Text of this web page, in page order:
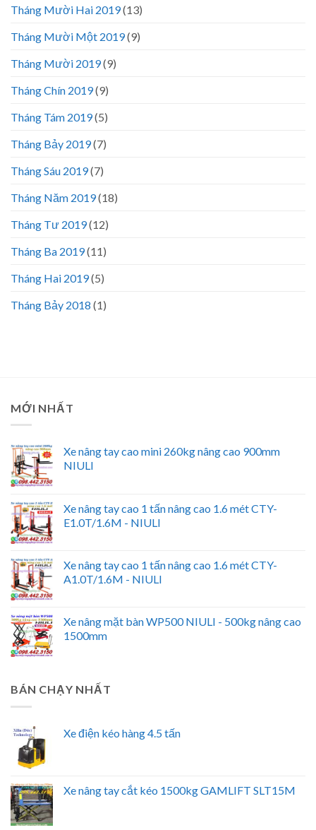
Tháng Mười Hai 2019(13)
Tháng Mười Một 2019(9)
Tháng Mười 2019(9)
Tháng Chín 2019(9)
Tháng Tám 2019(5)
Tháng Bảy 2019(7)
Tháng Sáu 2019(7)
Tháng Năm 2019(18)
Tháng Tư 2019(12)
Tháng Ba 2019(11)
Tháng Hai 2019(5)
Tháng Bảy 2018 (1)
MỚI NHẤT
Xe nâng tay cao mini 260kg nâng cao 900mm
NIULI
Xe nâng tay cao 1 tấn nâng cao 1.6 mét CTY-
E1.0T/1.6M - NIULI
Xe nâng tay cao 1 tấn nâng cao 1.6 mét CTY-
A1.0T/1.6M - NIULI
Xe nâng mặt bàn WP500 NIULI - 500kg nâng cao
1500mm
BÁN CHẠY NHẤT
Xe điện kéo hàng 4.5 tấn
Xe nâng tay cắt kéo 1500kg GAMLIFT SLT15M